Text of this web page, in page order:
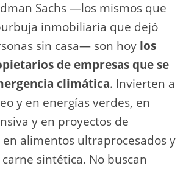
Sachs —los mismos que
inmobiliaria que dejó
sin casa— son hoy los
de empresas que se
climática. Invierten a
y en energías verdes, en
y en proyectos de
en alimentos ultraprocesados y
sintética. No buscan